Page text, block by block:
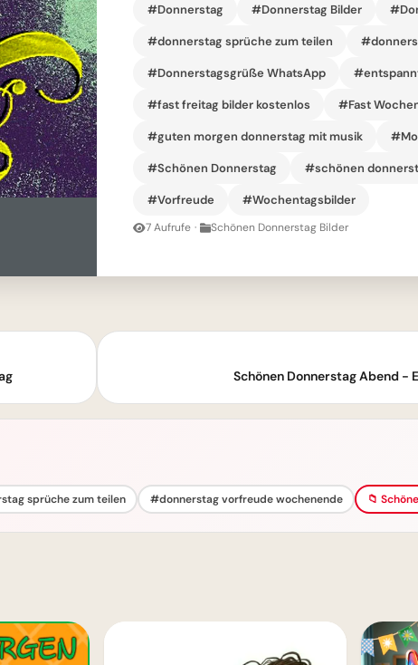
#Donnerstag #Donnerstag Bilder
#donnerstag sprüche zum teilen
#Donnerstagsgrüße WhatsApp
#fast freitag bilder kostenlos #Fast
#guten morgen donnerstag mit musik
#Schönen Donnerstag #schönen
#Vorfreude #Wochentagsbilder
7 Aufrufe · Schönen Donnerstag Bilder
Schönen Donnerstag Abend -
sprüche zum teilen #donnerstag vorfreude wochenende 📁